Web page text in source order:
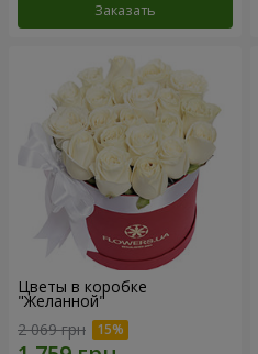
Заказать
Цветы в коробке
"Желанной"
2 069 грн